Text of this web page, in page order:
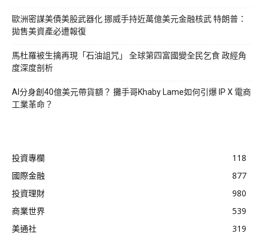
歐洲密謀美債美股武器化 挪威手持近萬億美元金融核武 特朗普：
拋售美資產必遭報復
馬杜羅被生擒再現「石油詛咒」 全球第四富國變全民乞食 政經角
度深度剖析
AI分身創40億美元帶貨額？ 攤手哥Khaby Lame如何引爆 IP X 電商
工業革命？
投資專欄
118
國際金融
877
投資理財
980
商業世界
539
美通社
319